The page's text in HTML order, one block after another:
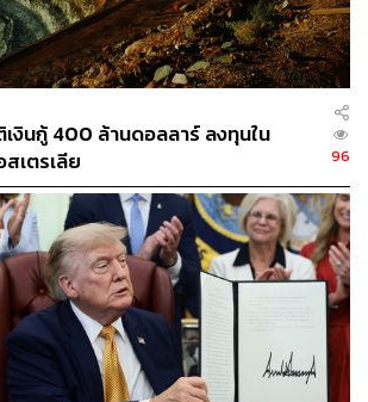
ล่าราคาต่ำ’ (ultra-low base fare) ใน
ตั๋วในราคาถูกสุดๆ แต่คิดเงินเพิ่มสำหรับ
เป๋าถือขึ้นเครื่อง, น้ำดื่ม, กาแฟ ไปจนถึง
ลนี้ผลักดันให้ราคาตั๋วในอุตสาหกรรมถูก
ห้สายการบินขนาดใหญ่ต้องเปิดตั๋ว
มาแข่ง
เว็บไซต์และแอปของ Spirit ขึ้นข้อความ
รทุกท่าน เที่ยวบินทั้งหมดถูกยกเลิก และ
ห้บริการอีกต่อไป” ส่วนหน้าจอที่อาคารผู้
นข้อความ “เราเสียใจที่ต้องแจ้งว่า Spirit
ดำเนินงานทั่วโลก” พร้อมข้อความปิดท้าย
พาเพื่อนและครอบครัวมาใกล้ชิดกันตลอด
งินกู้ 400 ล้านดอลลาร์ ลงทุนใน
เตรเลีย
96